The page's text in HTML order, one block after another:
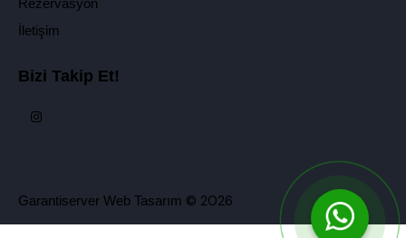
İletişim
Bizi Takip Et!
Garantiserver Web Tasarım © 2026